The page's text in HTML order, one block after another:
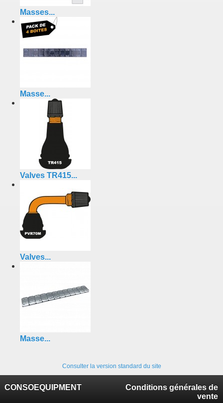
Masses...
Masse...
Valves TR415...
Valves...
Masse...
Consulter la version standard du site
CONSOEQUIPMENT
Conditions générales de
vente